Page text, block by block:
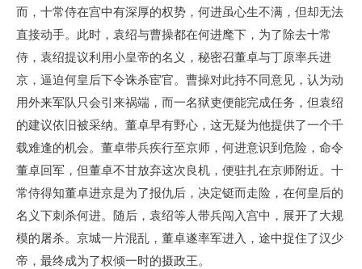
而，十常侍在宫中有深厚的权势，何进虽心生不满，但却无法
直接动手。此时，袁绍与曹操都在何进麾下，为了除去十常
侍，袁绍提议利用小皇帝的名义，秘密召董卓与丁原率兵进
京，逼迫何皇后下令诛杀宦官。曹操对此持不同意见，认为动
用外来军队只会引来祸端，而一名狱吏便能完成任务，但袁绍
的建议依旧被采纳。董卓早有野心，这无疑为他提供了一个千
载难逢的机会。董卓带兵疾行至京师，何进意识到危险，命令
董卓回军，但董卓不甘放弃这次良机，便驻扎在京师附近。十
常侍得知董卓进京是为了报仇后，决定铤而走险，在何皇后的
名义下刺杀何进。随后，袁绍等人带兵闯入宫中，展开了大规
模的屠杀。京城一片混乱，董卓遂率军进入，途中捉住了汉少
帝，最终成为了权倾一时的摄政王。